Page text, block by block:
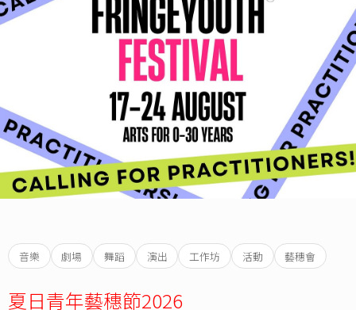
音樂 劇場 舞蹈 演出 工作坊 活動 藝穗會
夏日青年藝穗節2026